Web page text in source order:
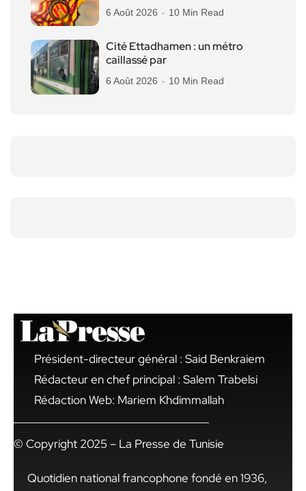
6 Août 2026 10 Min Read
Cité Ettadhamen : un métro
caillassé par
6 Août 2026 10 Min Read
Président-directeur général : Said Benkraiem
Rédacteur en chef principal : Salem Trabelsi
Rédaction Web: Mariem Khdimmallah
© Copyright 2025 – La Presse de Tunisie
Quotidien national francophone fondé en 1936,